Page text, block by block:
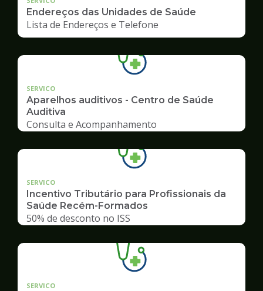
Endereços das Unidades de Saúde
Lista de Endereços e Telefone
SERVICO
Aparelhos auditivos - Centro de Saúde
Auditiva
Consulta e Acompanhamento
SERVICO
Incentivo Tributário para Profissionais da
Saúde Recém-Formados
50% de desconto no ISS
SERVICO